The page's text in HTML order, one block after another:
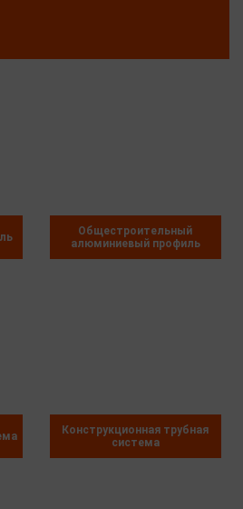
Общестроительный
алюминиевый профиль
Конструкционная трубная
система